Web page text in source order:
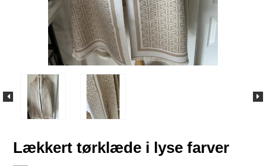
Lækkert tørklæde i lyse farver